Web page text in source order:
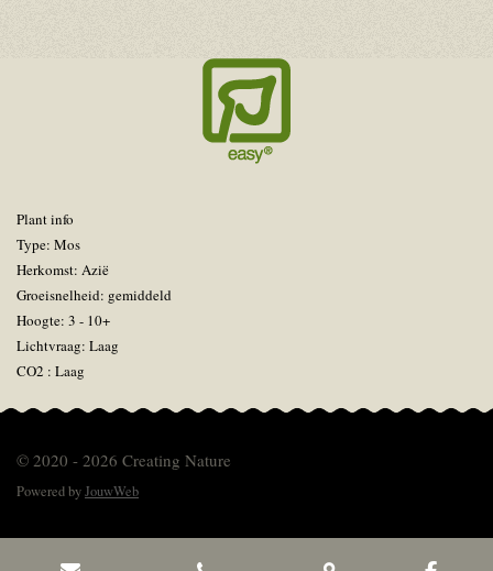
Plant info
Type: Mos
Herkomst: Azië
Groeisnelheid: gemiddeld
Hoogte: 3 - 10+
Lichtvraag: Laag
CO2 : Laag
© 2020 - 2026 Creating Nature
Powered byJouwWeb